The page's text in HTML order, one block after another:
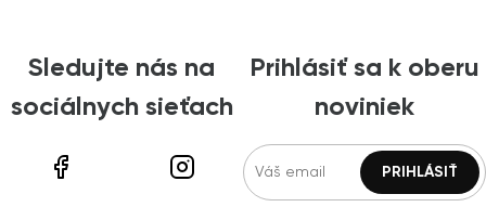
Sledujte nás na
sociálnych sieťach
Prihlásiť sa k oberu
noviniek